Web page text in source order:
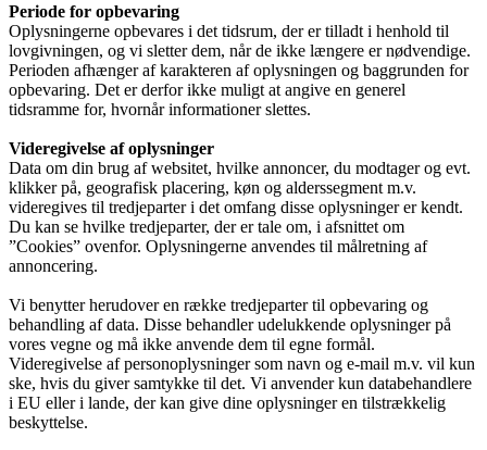
Periode for opbevaring
Oplysningerne opbevares i det tidsrum, der er tilladt i henhold til
lovgivningen, og vi sletter dem, når de ikke længere er nødvendige.
Perioden afhænger af karakteren af oplysningen og baggrunden for
opbevaring. Det er derfor ikke muligt at angive en generel
tidsramme for, hvornår informationer slettes.
Videregivelse af oplysninger
Data om din brug af websitet, hvilke annoncer, du modtager og evt.
klikker på, geografisk placering, køn og alderssegment m.v.
videregives til tredjeparter i det omfang disse oplysninger er kendt.
Du kan se hvilke tredjeparter, der er tale om, i afsnittet om
”Cookies” ovenfor. Oplysningerne anvendes til målretning af
annoncering.
Vi benytter herudover en række tredjeparter til opbevaring og
behandling af data. Disse behandler udelukkende oplysninger på
vores vegne og må ikke anvende dem til egne formål.
Videregivelse af personoplysninger som navn og e-mail m.v. vil kun
ske, hvis du giver samtykke til det. Vi anvender kun databehandlere
i EU eller i lande, der kan give dine oplysninger en tilstrækkelig
beskyttelse.